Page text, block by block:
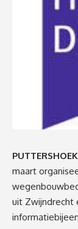
PUTTERSHOEK
maart
uit Zwijndrecht